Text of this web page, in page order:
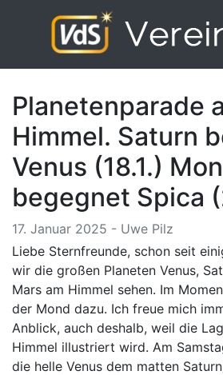
Planetenparade
Himmel. Saturn
Venus (18.1.)
begegnet Spica
17. Januar 2025 - Uwe Pilz
Liebe Sternfreunde, schon seit
wir die großen Planeten Venus,
Mars am Himmel sehen. Im
der Mond dazu. Ich freue mich
Anblick, auch deshalb, weil die
Himmel illustriert wird. Am
die helle Venus dem matten